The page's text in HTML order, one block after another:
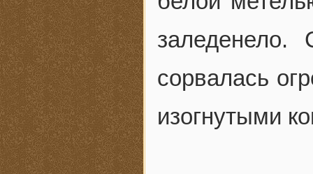
заледенело.
сорвалась
изогнутыми